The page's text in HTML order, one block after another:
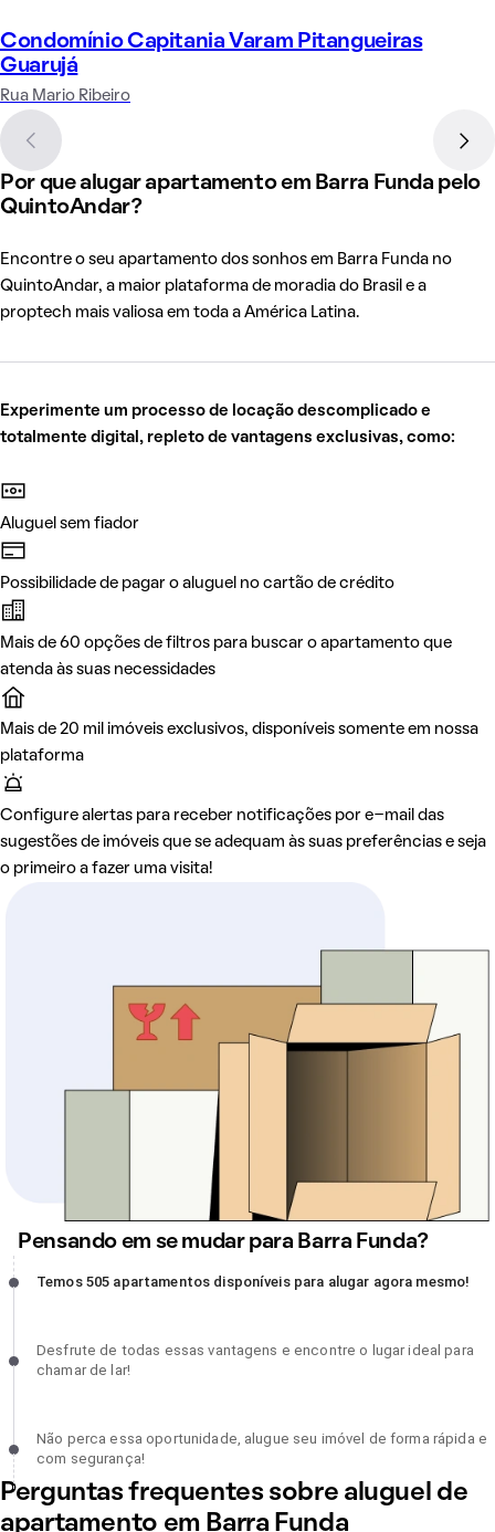
Condomínio Capitania Varam Pitangueiras
Guarujá
Rua Mario Ribeiro
Por que alugar apartamento em Barra Funda pelo
QuintoAndar?
Encontre o seu apartamento dos sonhos em Barra Funda no
QuintoAndar, a maior plataforma de moradia do Brasil e a
proptech mais valiosa em toda a América Latina.
Experimente um processo de locação descomplicado e
totalmente digital, repleto de vantagens exclusivas, como:
Aluguel sem fiador
Possibilidade de pagar o aluguel no cartão de crédito
Mais de 60 opções de filtros para buscar o apartamento que
atenda às suas necessidades
Mais de 20 mil imóveis exclusivos, disponíveis somente em nossa
plataforma
Configure alertas para receber notificações por e-mail das
sugestões de imóveis que se adequam às suas preferências e seja
o primeiro a fazer uma visita!
Pensando em se mudar para Barra Funda?
Temos 505 apartamentos disponíveis para alugar agora mesmo!,
Temos 505 apartamentos disponíveis para alugar agora mesmo!
Desfrute de todas essas vantagens e encontre o lugar ideal para
chamar de lar!, incompleto
Desfrute de todas essas vantagens e encontre o lugar ideal para
chamar de lar!
Não perca essa oportunidade, alugue seu imóvel de forma rápida
com segurança!, incompleto
Não perca essa oportunidade, alugue seu imóvel de forma rápida e
com segurança!
Perguntas frequentes sobre aluguel de
apartamento em Barra Funda